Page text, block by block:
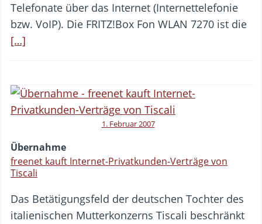
Telefonate über das Internet (Internettelefonie
bzw. VoIP). Die FRITZ!Box Fon WLAN 7270 ist die
[…]
1. Februar 2007
Übernahme
freenet kauft Internet-Privatkunden-Verträge von
Tiscali
Das Betätigungsfeld der deutschen Tochter des
italienischen Mutterkonzerns Tiscali beschränkt